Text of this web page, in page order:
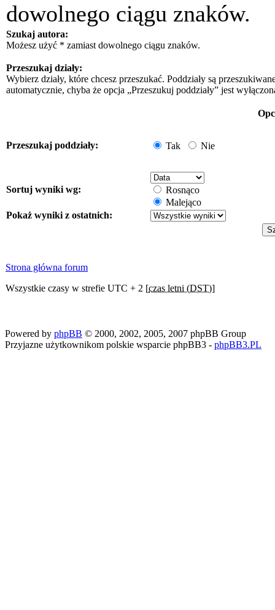
dowolnego ciągu znaków.
Szukaj autora:
Możesz użyć * zamiast dowolnego ciągu znaków.
Przeszukaj działy:
Wybierz działy, które chcesz przeszukać. Poddziały są
automatycznie, chyba że opcja „Przeszukuj poddziały” jest
Przeszukaj poddziały: Tak Nie
Sortuj wyniki wg:
Rosnąco
Malejąco
Pokaż wyniki z ostatnich:
Strona główna forum
Wszystkie czasy w strefie UTC + 2 [czas letni (DST)]
Powered by phpBB © 2000, 2002, 2005, 2007 phpBB Group
Przyjazne użytkownikom polskie wsparcie phpBB3 - phpBB3.PL